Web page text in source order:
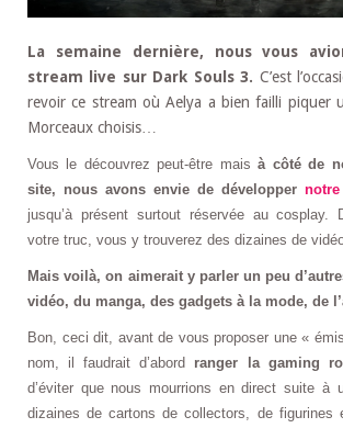
La semaine dernière, nous vous
stream live sur Dark Souls 3. C’est
revoir ce stream où Aelya a bien failli piquer
Morceaux choisis…
Vous le découvrez peut-être maisà côté de
site, nous avons envie de développer
jusqu’à présent surtout réservée au cosplay.
votre truc, vous y trouverez des dizaines de
Mais voilà, on aimerait y parler un peu
vidéo, du manga, des gadgets à la mode, de
Bon, ceci dit, avant de vous proposer une «
nom, il faudrait d’abord ranger la gaming
d’éviter que nous mourrions en direct suite à
dizaines de cartons de collectors, de figurines